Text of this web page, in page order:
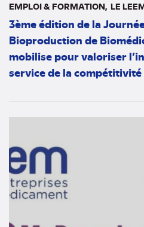
EMPLOI & FORMATION LE
3ème édition de la
Bioproduction de
mobilise pour valoriser
service de la compétitivité